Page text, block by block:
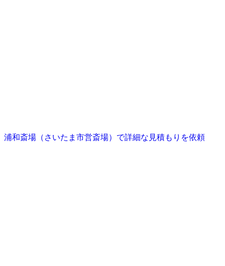
浦和斎場（さいたま市営斎場）で詳細な見積もりを依頼